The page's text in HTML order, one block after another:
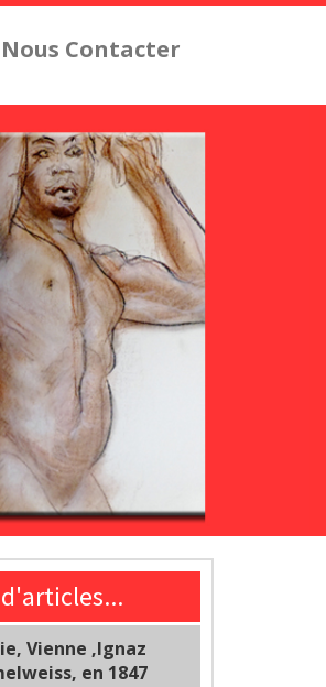
Nous Contacter
Vienne ,Ignaz
en 1847